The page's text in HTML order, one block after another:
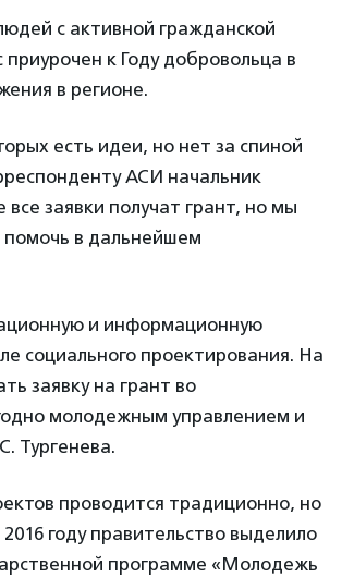
с активной гражданской
к Году добровольца в
в регионе.
есть идеи, но нет за спиной
АСИ начальник
заявки получат грант, но мы
в дальнейшем
и информационную
социального проектирования. На
заявку на грант во
молодежным управлением и
Тургенева.
проводится традиционно, но
году правительство выделило
программе «Молодежь